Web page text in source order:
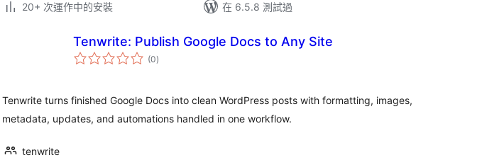
20+ 次運作中的安裝
在 6.5.8 測試過
Tenwrite: Publish Google Docs to Any Site
(0總
評)
Tenwrite turns finished Google Docs into clean WordPress posts with formatting, images,
metadata, updates, and automations handled in one workflow.
tenwrite